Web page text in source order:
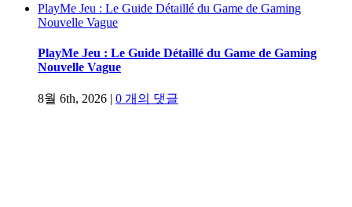
PlayMe Jeu : Le Guide Détaillé du Game de Gaming
Nouvelle Vague
PlayMe Jeu : Le Guide Détaillé du Game de Gaming
Nouvelle Vague
8월 6th, 2026 | 0 개의 댓글